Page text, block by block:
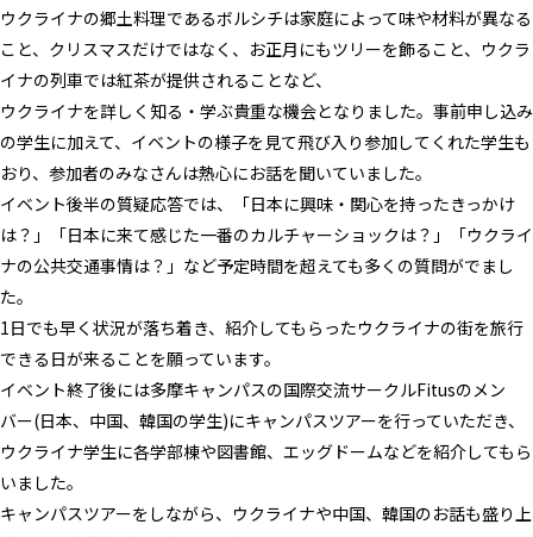
ウクライナの郷土料理であるボルシチは家庭によって味や材料が異なる
こと、クリスマスだけではなく、お正月にもツリーを飾ること、ウクラ
イナの列車では紅茶が提供されることなど、
ウクライナを詳しく知る・学ぶ貴重な機会となりました。事前申し込み
の学生に加えて、イベントの様子を見て飛び入り参加してくれた学生も
おり、参加者のみなさんは熱心にお話を聞いていました。
イベント後半の質疑応答では、「日本に興味・関心を持ったきっかけ
は？」「日本に来て感じた一番のカルチャーショックは？」「ウクライ
ナの公共交通事情は？」など予定時間を超えても多くの質問がでまし
た。
1日でも早く状況が落ち着き、紹介してもらったウクライナの街を旅行
できる日が来ることを願っています。
イベント終了後には多摩キャンパスの国際交流サークルFitusのメン
バー(日本、中国、韓国の学生)にキャンパスツアーを行っていただき、
ウクライナ学生に各学部棟や図書館、エッグドームなどを紹介してもら
いました。
キャンパスツアーをしながら、ウクライナや中国、韓国のお話も盛り上